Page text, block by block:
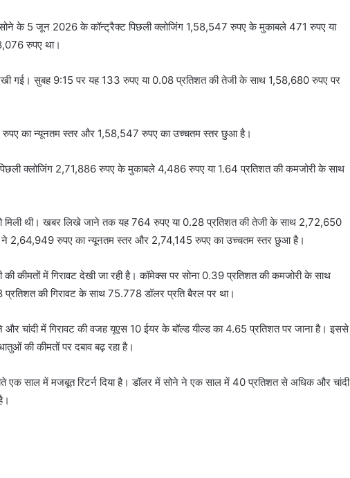
सोने के 5 जून 2026 के कॉन्ट्रैक्ट पिछली क्लोजिंग 1,58,547 रुपए के मुकाबले 471 रुपए या
रुपए था।
गई। सुबह 9:15 पर यह 133 रुपए या 0.08 प्रतिशत की तेजी के साथ 1,58,680 रुपए पर
का न्यूनतम स्तर और 1,58,547 रुपए का उच्चतम स्तर छुआ है।
क्लोजिंग 2,71,886 रुपए के मुकाबले 4,486 रुपए या 1.64 प्रतिशत की कमजोरी के साथ
मिली थी। खबर लिखे जाने तक यह 764 रुपए या 0.28 प्रतिशत की तेजी के साथ 2,72,650
ने 2,64,949 रुपए का न्यूनतम स्तर और 2,74,145 रुपए का उच्चतम स्तर छुआ है।
कीमतों में गिरावट देखी जा रही है। कॉमेक्स पर सोना 0.39 प्रतिशत की कमजोरी के साथ
की गिरावट के साथ 75.778 डॉलर प्रति बैरल पर था।
और चांदी में गिरावट की वजह यूएस 10 ईयर के बॉल्ड यील्ड का 4.65 प्रतिशत पर जाना है। इससे
की कीमतों पर दबाव बढ़ रहा है।
एक साल में मजबूत रिटर्न दिया है। डॉलर में सोने ने एक साल में 40 प्रतिशत से अधिक और चांदी
विकास-महंगाई अनुमान से अर्थव्यवस्था पर
मार्क जुकरबर्ग ने सीएसएएम, डीपफेक
कंटेंट और ऑपरेटिंग सिस्टम में एरर को